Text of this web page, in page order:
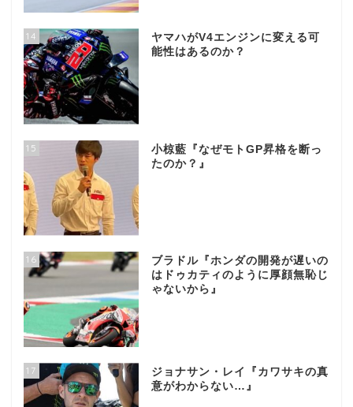
14
ヤマハがV4エンジンに変える可
能性はあるのか？
15
小椋藍『なぜモトGP昇格を断っ
たのか？』
16
ブラドル『ホンダの開発が遅いの
はドゥカティのように厚顔無恥じ
ゃないから』
17
ジョナサン・レイ『カワサキの真
意がわからない…』